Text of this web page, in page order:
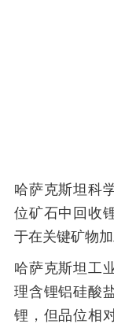
哈萨克斯坦科
位矿石中回收
于在关键矿物
哈萨克斯坦工
理含锂铝硅酸
锂，但品位相